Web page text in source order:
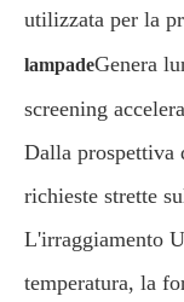
utilizzata per la
lampadeGenera
screening
Dalla prospettiva
richieste strette
L'irraggiamento
temperatura, la